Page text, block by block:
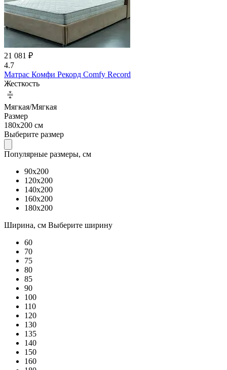
21 081 ₽
4.7
Матрас Комфи Рекорд Comfy Record
Жесткость
Мягкая/Мягкая
Размер
180x200 см
Выберите размер
Популярные размеры, см
90x200
120x200
140x200
160x200
180x200
Ширина, см Выберите ширину
60
70
75
80
85
90
100
110
120
130
135
140
150
160